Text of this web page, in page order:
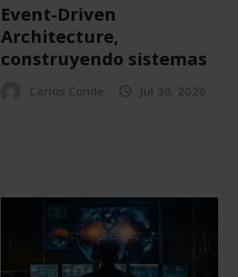
Event-Driven
Architecture,
construyendo sistemas
Carlos Conde Jul 30, 2026